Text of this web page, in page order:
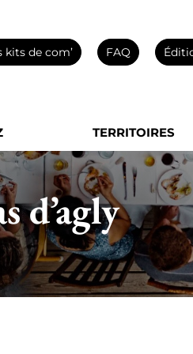
kits de com’ FAQ
TERRITOIRES
d’agly